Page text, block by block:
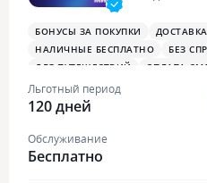
БОНУСЫ ЗА ПОКУПКИ
НАЛИЧНЫЕ БЕСПЛАТНО
БЕЗ
ДЛЯ ПУТЕШЕСТВИЙ
ОПЛАТА
Льготный период
120 дней
Обслуживание
Бесплатно